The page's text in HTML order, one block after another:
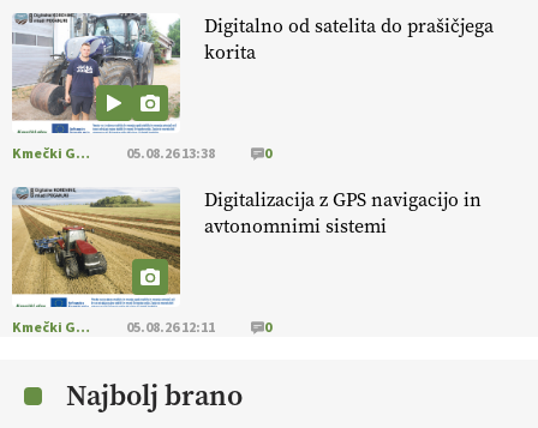
EKOloško = logično: ekološko oljarstvo
MORGAN
EKOloško = logično: ekološka kmetija
FREŠER
KMETIJSKA LIGA PRVAKOV: POMLADITEV
KMETIJSKE EKIPE
KMETIJSKA LIGA PRVAKOV: UKRAJINA vs.
EVROPA
EKOloško = logično: ekološka kmetija
Digitalno od satelita do prašičjega
korita
Kmečki Glas 05.08.26 13:38 0
Digitalizacija z GPS navigacijo in
avtonomnimi sistemi
Kmečki Glas 05.08.26 12:11 0
Najbolj brano